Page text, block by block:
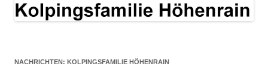
NACHRICHTEN: KOLPINGSFAMILIE HÖHENRAIN